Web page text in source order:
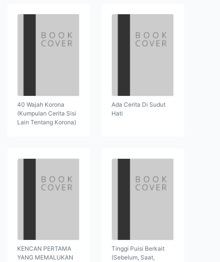
40 Wajah Korona
(Kumpulan Cerita Sisi
Lain Tentang Korona)
Ada Cerita Di Sudut
Hati
KENCAN PERTAMA
YANG MEMALUKAN
Tinggi Puisi Berkait
(Sebelum, Saat,